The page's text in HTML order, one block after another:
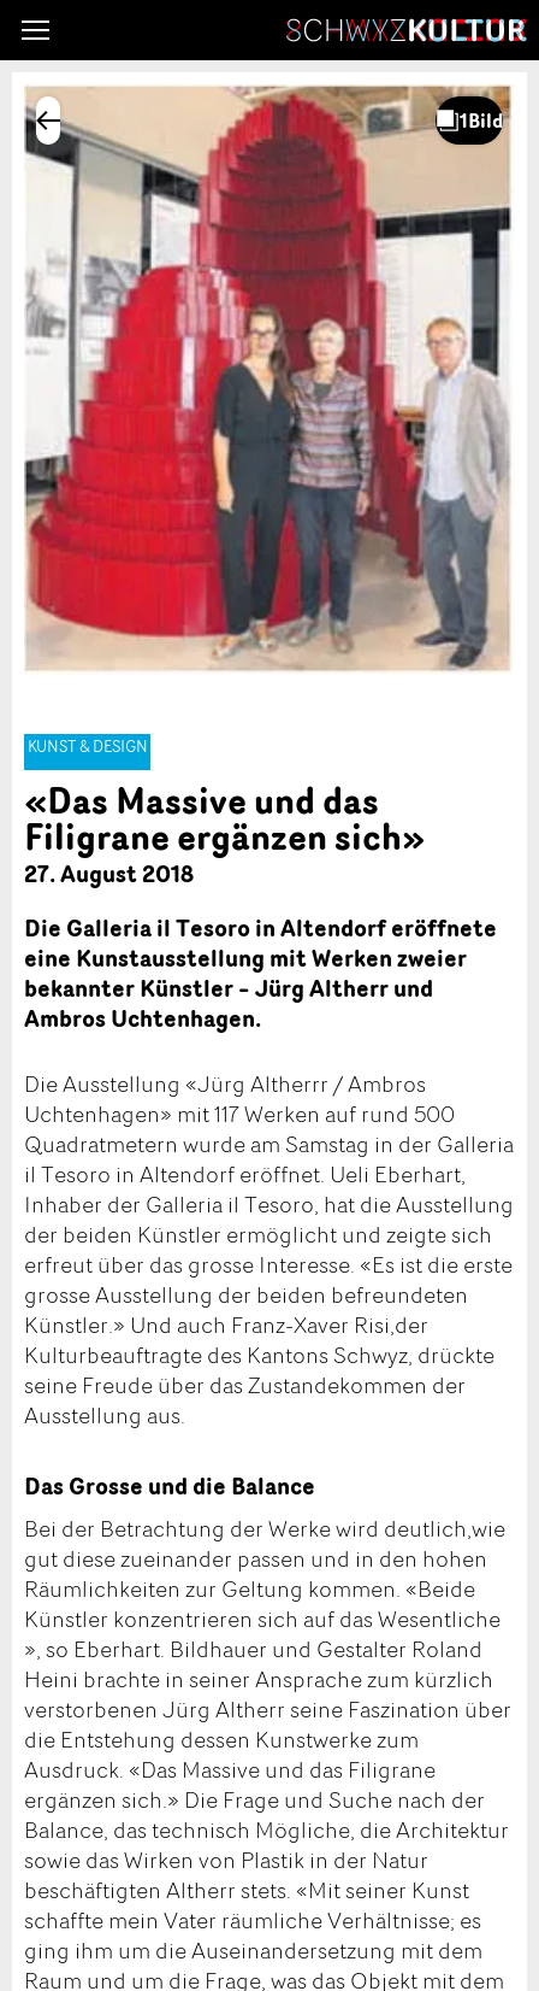
KUNST & DESIGN
«Das Massive und das
Filigrane ergänzen sich»
27. August 2018
Die Galleria il Tesoro in Altendorf eröffnete
eine Kunstausstellung mit Werken zweier
bekannter Künstler – Jürg Altherr und
Ambros Uchtenhagen.
Die Ausstellung «Jürg Altherrr / Ambros
Uchtenhagen» mit 117 Werken auf rund 500
Quadratmetern wurde am Samstag in der Galleria
il Tesoro in Altendorf eröffnet. Ueli Eberhart,
Inhaber der Galleria il Tesoro, hat die Ausstellung
der beiden Künstler ermöglicht und zeigte sich
erfreut über das grosse Interesse. «Es ist die erste
grosse Ausstellung der beiden befreundeten
Künstler.» Und auch Franz-Xaver Risi,der
Kulturbeauftragte des Kantons Schwyz, drückte
seine Freude über das Zustandekommen der
Ausstellung aus.
Das Grosse und die Balance
Bei der Betrachtung der Werke wird deutlich,wie
gut diese zueinander passen und in den hohen
Räumlichkeiten zur Geltung kommen. «Beide
Künstler konzentrieren sich auf das Wesentliche
», so Eberhart. Bildhauer und Gestalter Roland
Heini brachte in seiner Ansprache zum kürzlich
verstorbenen Jürg Altherr seine Faszination über
die Entstehung dessen Kunstwerke zum
Ausdruck. «Das Massive und das Filigrane
ergänzen sich.» Die Frage und Suche nach der
Balance, das technisch Mögliche, die Architektur
sowie das Wirken von Plastik in der Natur
beschäftigten Altherr stets. «Mit seiner Kunst
schaffte mein Vater räumliche Verhältnisse; es
ging ihm um die Auseinandersetzung mit dem
Raum und um die Frage, was das Objekt mit dem